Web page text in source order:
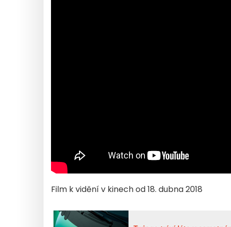
Film k vidění v kinech od 18. dubna 2018